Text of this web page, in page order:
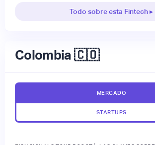
Todo sobre esta Fintech ▸
Colombia 🇨🇴
MERCADO
STARTUPS